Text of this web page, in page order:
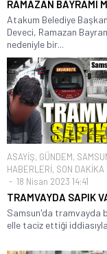
RAMAZAN BAYRAMI
Atakum Belediye
Deveci, Ramazan
nedeniyle bir...
ASAYİŞ, GÜNDEM,
HABERLERİ, SON DAKİKA
18 Nisan 2023 14:41
TRAMVAYDA SAPIK
Samsun'da tramvayda
elle taciz ettiği